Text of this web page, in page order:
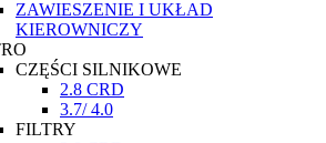
ZAWIESZENIE I UKŁAD
KIEROWNICZY
CZĘŚCI SILNIKOWE
2.8 CRD
3.7/ 4.0
FILTRY